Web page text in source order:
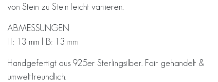
von Stein zu Stein leicht variieren.
ABMESSUNGEN
H: 13 mm | B: 13 mm
Handgefertigt aus 925er Sterlingsilber. Fair gehandelt &
umweltfreundlich.